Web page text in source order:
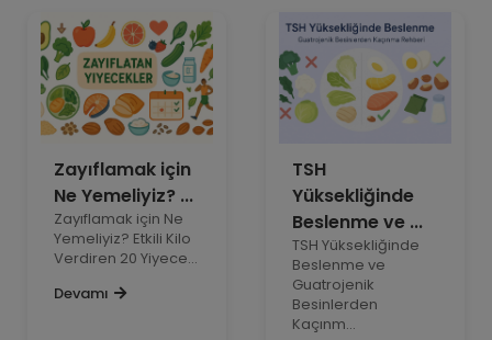
Zayıflamak için
Ne Yemeliyiz? ...
Zayıflamak için Ne
Yemeliyiz? Etkili Kilo
Verdiren 20 Yiyece...
Devamı
TSH
Yüksekliğinde
Beslenme ve ...
TSH Yüksekliğinde
Beslenme ve
Guatrojenik
Besinlerden
Kaçınm...